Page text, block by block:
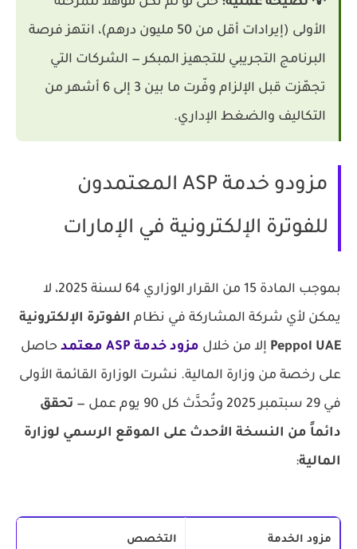
الأولى (إيرادات أقل من 50 مليون درهم)، انتهز فرصة
البرنامج التجريبي للتجهيز المبكر — الشركات التي
تجهّزت قبل الإلزام وفّرت ما بين 3 إلى 6 أشهر من
التكاليف والضغط الإداري.
مزودو خدمة ASP المعتمدون
للفوترة الإلكترونية في الإمارات
بموجب المادة 15 من القرار الوزاري 64 لسنة 2025، لا
يمكن لأي شركة المشاركة في نظام الفوترة الإلكترونية
Peppol UAE إلا من خلال مزود خدمة ASP معتمد
حاصل
على رخصة من وزارة المالية. نشرت الوزارة القائمة الأولى
في 29 سبتمبر 2025 وتُحدَّث كل 90 يوم عمل —
تحقق
دائماً من النسخة الأحدث على الموقع الرسمي لوزارة
المالية:
مزود الخدمة التخصص